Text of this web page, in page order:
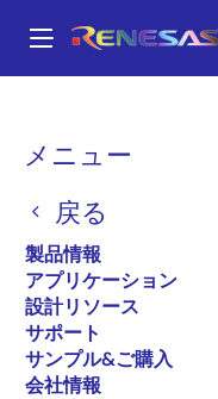
ン
メニュー
戻る
製品情報
アプリケーション
設計リソース
サポート
サンプル&ご購入
会社情報
パ
く
ず